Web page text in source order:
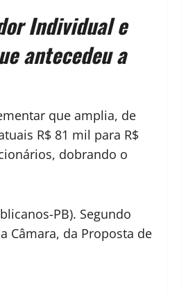
Individual e
antecedeu a
que amplia, de
R$ 81 mil para R$
dobrando o
PB). Segundo
Câmara, da Proposta de